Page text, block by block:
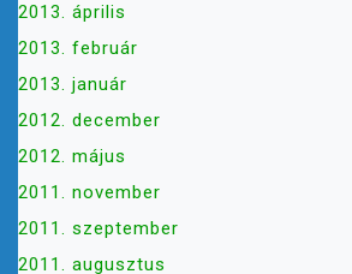
2013. április
2013. február
2013. január
2012. december
2012. május
2011. november
2011. szeptember
2011. augusztus